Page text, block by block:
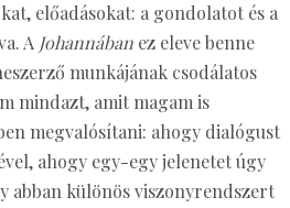
előadásokat: a gondolatot és a
A Johannábanez eleve benne
munkájának csodálatos
mindazt, amit magam is
megvalósítani: ahogy dialógust
ahogy egy-egy jelenetet úgy
abban különös viszonyrendszert